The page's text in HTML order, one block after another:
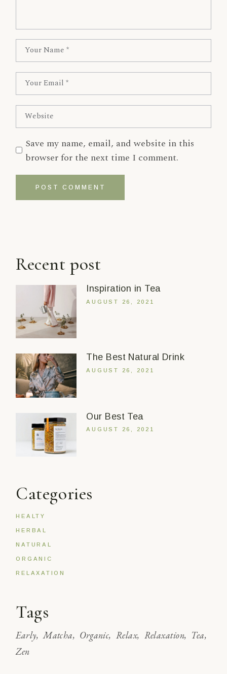
Save my name, email, and website in this
browser for the next time I comment.
POST COMMENT
Recent post
Inspiration in Tea
AUGUST 26, 2021
The Best Natural Drink
AUGUST 26, 2021
Our Best Tea
AUGUST 26, 2021
Categories
HEALTY
HERBAL
NATURAL
ORGANIC
RELAXATION
Tags
Early Matcha Organic Relax Relaxation
Tea
Zen